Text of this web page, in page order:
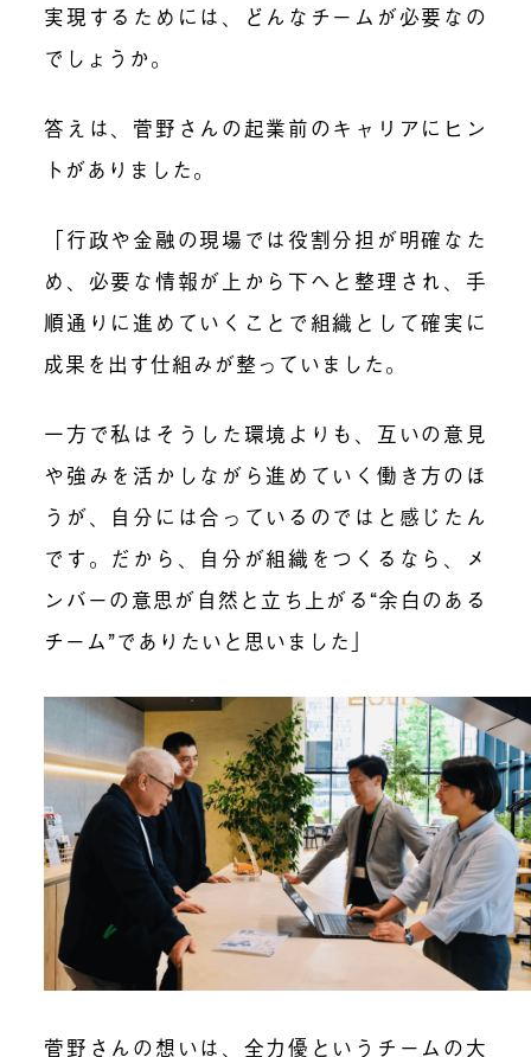
実現するためには、どんなチームが必要なの
でしょうか。
答えは、菅野さんの起業前のキャリアにヒン
トがありました。
「行政や金融の現場では役割分担が明確なた
め、必要な情報が上から下へと整理され、手
順通りに進めていくことで組織として確実に
成果を出す仕組みが整っていました。
一方で私はそうした環境よりも、互いの意見
や強みを活かしながら進めていく働き方のほ
うが、自分には合っているのではと感じたん
です。だから、自分が組織をつくるなら、メ
ンバーの意思が自然と立ち上がる“余白のある
チーム”でありたいと思いました」
菅野さんの想いは、全力優というチームの大